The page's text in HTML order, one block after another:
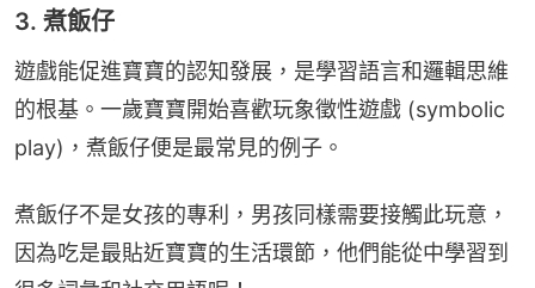
3. 煮飯仔
遊戲能促進寶寶的認知發展，是學習語言和邏輯思維
的根基。一歲寶寶開始喜歡玩象徵性遊戲 (symbolic
play)，煮飯仔便是最常見的例子。
煮飯仔不是女孩的專利，男孩同樣需要接觸此玩意，
因為吃是最貼近寶寶的生活環節，他們能從中學習到